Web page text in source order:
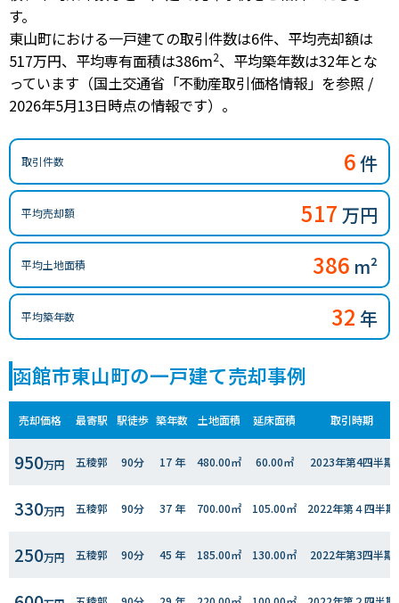
す。
東山町における一戸建ての取引件数は6件、 平均売却額は
517万円、 平均専有面積は386m2、 平均築年数は32年とな
っています（国土交通省「不動産取引価格情報」を参照 /
2026年5月13日時点の情報です）。
取引件数 6件
平均売却額 517 万円
平均土地面積 386 m²
平均築年数 32 年
函館市東山町の一戸建て売却事例
売却価格 最寄駅 駅徒歩 築年数 土地面積 延床面積 取引時期
950万円 五稜郭 90分 17 年 480.00㎡ 60.00㎡ 2023年第4四半期
330万円 五稜郭 90分 37 年 700.00㎡ 105.00㎡ 2022年第４四半期
250万円 五稜郭 90分 45 年 185.00㎡ 130.00㎡ 2022年第3四半期